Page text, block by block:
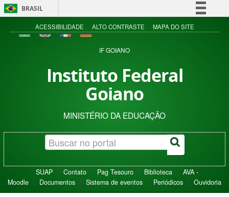
BRASIL
Simplifique!
Acesso à informação
ACESSIBILIDADE ALTO CONTRASTE MAPA DO SITE
IF GOIANO
Instituto Federal
Goiano
MINISTÉRIO DA EDUCAÇÃO
SUAP Contato Pag Tesouro Biblioteca
AVA -
Moodle
Documentos Sistema de eventos Periódicos Ouvidoria